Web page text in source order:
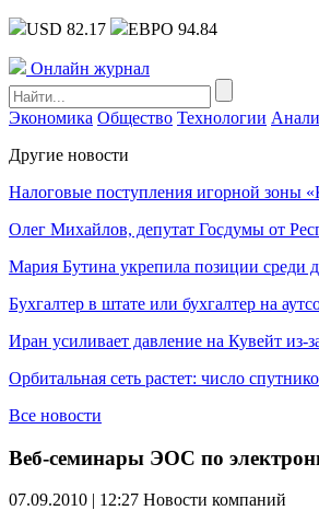
USD 82.17 ЕВРО 94.84
Онлайн журнал
Экономика Общество Технологии
Другие новости
Налоговые поступления игорной зоны
Олег Михайлов, депутат Госдумы от
Мария Бутина укрепила позиции среди
Бухгалтер в штате или бухгалтер на
Иран усиливает давление на Кувейт из-
Орбитальная сеть растет: число
Все новости
Веб-семинары ЭОС по
07.09.2010 | 12:27 Новости компаний